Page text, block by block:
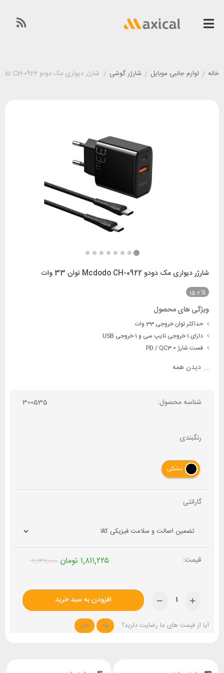
خانه / لوازم جانبی موبایل / شارژر گوشی / شارژر دیواری مک دودو Mcdodo CH-0922 توان 33 وات
شارژر دیواری مک دودو Mcdodo CH-0922 توان 33 وات
15.2
ویژگی های محصول
حداکثر توان خروجی 33 وات
دارای 1 خروجی تایپ سی و 1 خروجی USB
فست شارژ PD / QC3.0
... دیدن همه
شناسه محصول: 300535
رنگبندی
مشکی
گارانتی
۲,۱۳۷,۰۰۰ تومان ۱,۸۱۱,۲۲۵
افزودن به سبد خرید
آیا از قیمت های ما رضایت دارید؟ بله خیر